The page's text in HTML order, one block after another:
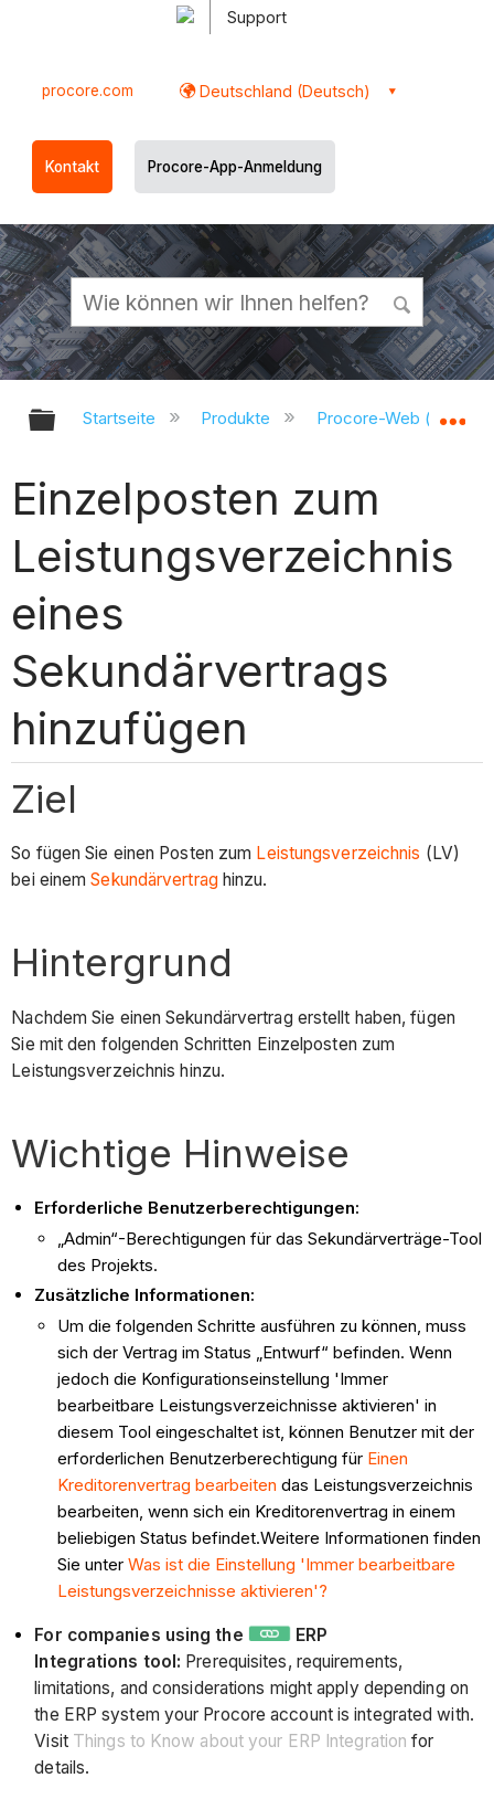
Support
procore.com Deutschland (Deutsch)
Kontakt Procore-App-Anmeldung
Globale Hierarchie auf- und
Startseite Produkte Procore-Web
Einzelposten zum
Leistungsverzeichnis
eines
Sekundärvertrags
hinzufügen
Ziel
So fügen Sie einen Posten zum Leistungsverzeichnis (LV)
bei einemSekundärvertraghinzu.
Hintergrund
Nachdem Sie einen Sekundärvertrag erstellt haben, fügen
Sie mit den folgenden Schritten Einzelposten zum
Leistungsverzeichnis hinzu.
Wichtige Hinweise
Erforderliche Benutzerberechtigungen:
„Admin“-Berechtigungen für das Sekundärverträge-Tool
des Projekts.
Zusätzliche Informationen:
Um die folgenden Schritte ausführen zu können, muss
sich der Vertrag im Status „Entwurf“ befinden. Wenn
jedoch die Konfigurationseinstellung 'Immer
bearbeitbare Leistungsverzeichnisse aktivieren' in
diesem Tool eingeschaltet ist, können Benutzer mit der
erforderlichen Benutzerberechtigung für Einen
Kreditorenvertrag bearbeiten das Leistungsverzeichnis
bearbeiten, wenn sich ein Kreditorenvertrag in einem
beliebigen Status befindet.Weitere Informationen finden
Sie unterWas ist die Einstellung 'Immer bearbeitbare
Leistungsverzeichnisse aktivieren'?
For companies using the
ERP
Integrations tool: Prerequisites, requirements,
limitations, and considerations might apply depending on
the ERP system your Procore account is integrated with.
Visit Things to Know about your ERP Integration for
details.